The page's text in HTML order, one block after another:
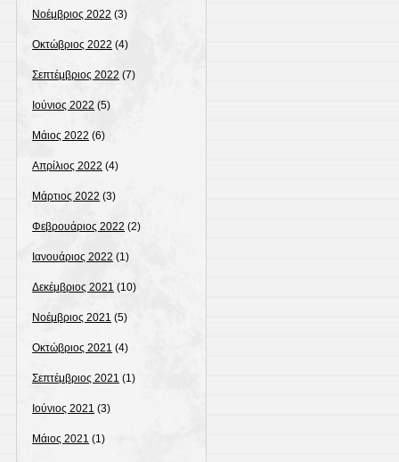
Νοέμβριος 2022 (3)
Οκτώβριος 2022 (4)
Σεπτέμβριος 2022 (7)
Ιούνιος 2022 (5)
Μάιος 2022 (6)
Απρίλιος 2022 (4)
Μάρτιος 2022 (3)
Φεβρουάριος 2022 (2)
Ιανουάριος 2022 (1)
Δεκέμβριος 2021 (10)
Νοέμβριος 2021 (5)
Οκτώβριος 2021 (4)
Σεπτέμβριος 2021 (1)
Ιούνιος 2021 (3)
Μάιος 2021 (1)